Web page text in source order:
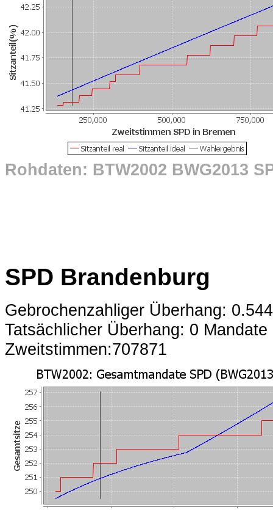
Rohdaten: BTW2002 BWG2013
SPD Brandenburg
Gebrochenzahliger Überhang:
Tatsächlicher Überhang: 0 Mandate
Zweitstimmen:707871